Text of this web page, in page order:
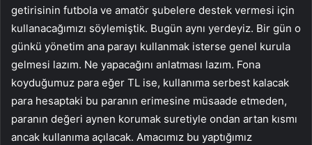
getirisinin futbola ve amatör şubelere destek vermesi için
kullanacağımızı söylemiştik. Bugün aynı yerdeyiz. Bir gün o
günkü yönetim ana parayı kullanmak isterse genel kurula
gelmesi lazım. Ne yapacağını anlatması lazım. Fona
koyduğumuz para eğer TL ise, kullanıma serbest kalacak
para hesaptaki bu paranın erimesine müsaade etmeden,
paranın değeri aynen korumak suretiyle ondan artan kısmı
ancak kullanıma açılacak. Amacımız bu yaptığımız